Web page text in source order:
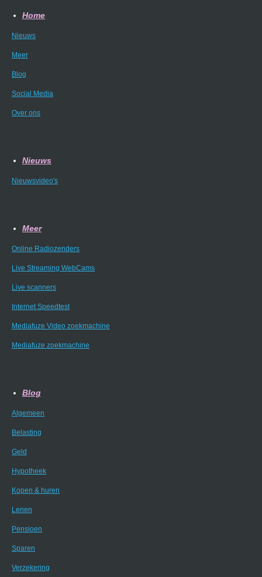
Home
Nieuws
Meer
Blog
Social Media
Over ons
Nieuws
Nieuwsvideo's
Meer
Online Radiozenders
Live Streaming WebCams
Live scanners
Internet Speedtest
Mediafuze Video zoekmachine
Mediafuze zoekmachine
Blog
Algemeen
Belasting
Geld
Hypotheek
Kopen & huren
Lenen
Pensioen
Sparen
Verzekering